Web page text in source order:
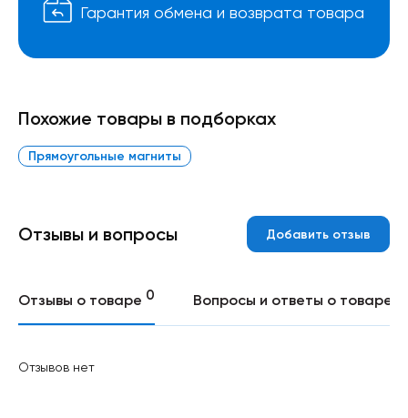
Гарантия обмена и возврата товара
Похожие товары в подборках
Прямоугольные магниты
Отзывы и вопросы Добавить отзыв
Отзывы о товаре 0 Вопросы и ответы о товаре
Отзывов нет